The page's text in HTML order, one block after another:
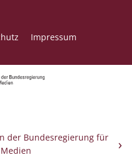
Impressum
der Bundesregierung für